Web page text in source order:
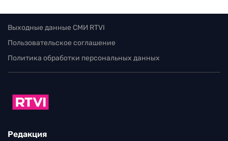
Выходные данные СМИ RTVI
Пользовательское соглашение
Политика обработки персональных данных
Редакция